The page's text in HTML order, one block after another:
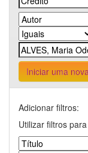
Iniciar uma
Adicionar filtros:
Utilizar filtros